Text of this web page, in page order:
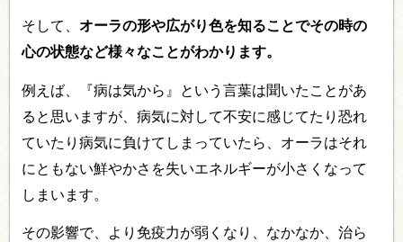
そして、 オーラの形や広がり色を知ることでその時の
心の状態など様々なことがわかります。
例えば、『病は気から』という言葉は聞いたことがあ
ると思いますが、病気に対して不安に感じてたり恐れ
ていたり病気に負けてしまっていたら、オーラはそれ
にともない鮮やかさを失いエネルギーが小さくなって
しまいます。
その影響で、より免疫力が弱くなり、なかなか、治ら